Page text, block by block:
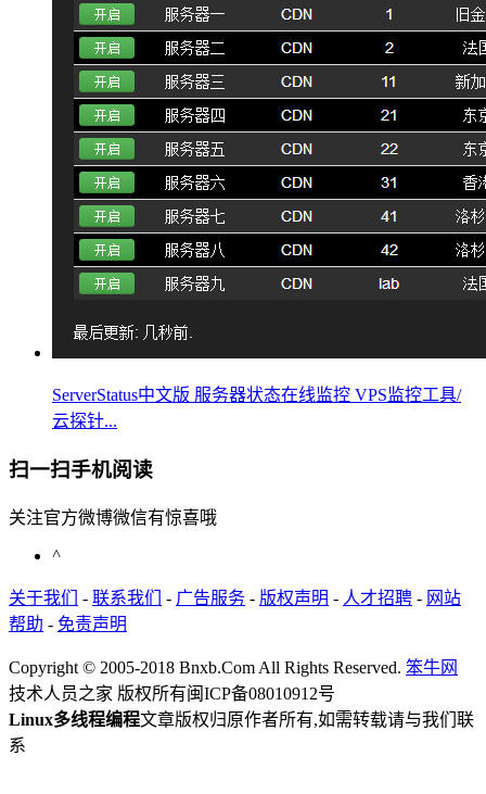
ServerStatus中文版 服务器状态在线监控 VPS监控工具/
云探针...
扫一扫手机阅读
关注官方微博微信有惊喜哦
^
关于我们 - 联系我们 - 广告服务 - 版权声明 - 人才招聘 - 网站
帮助 - 免责声明
Copyright © 2005-2018 Bnxb.Com All Rights Reserved. 笨牛网
技术人员之家 版权所有闽ICP备08010912号
Linux多线程编程文章版权归原作者所有,如需转载请与我们联
系